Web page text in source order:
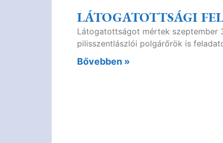
LÁTOGATOTTSÁGI
Látogatottságot mértek szeptember
pilisszentlászlói polgárőrök is
Bővebben »